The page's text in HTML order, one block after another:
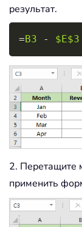
результат.
= B3 - $E$3
2. Перетащите
применить